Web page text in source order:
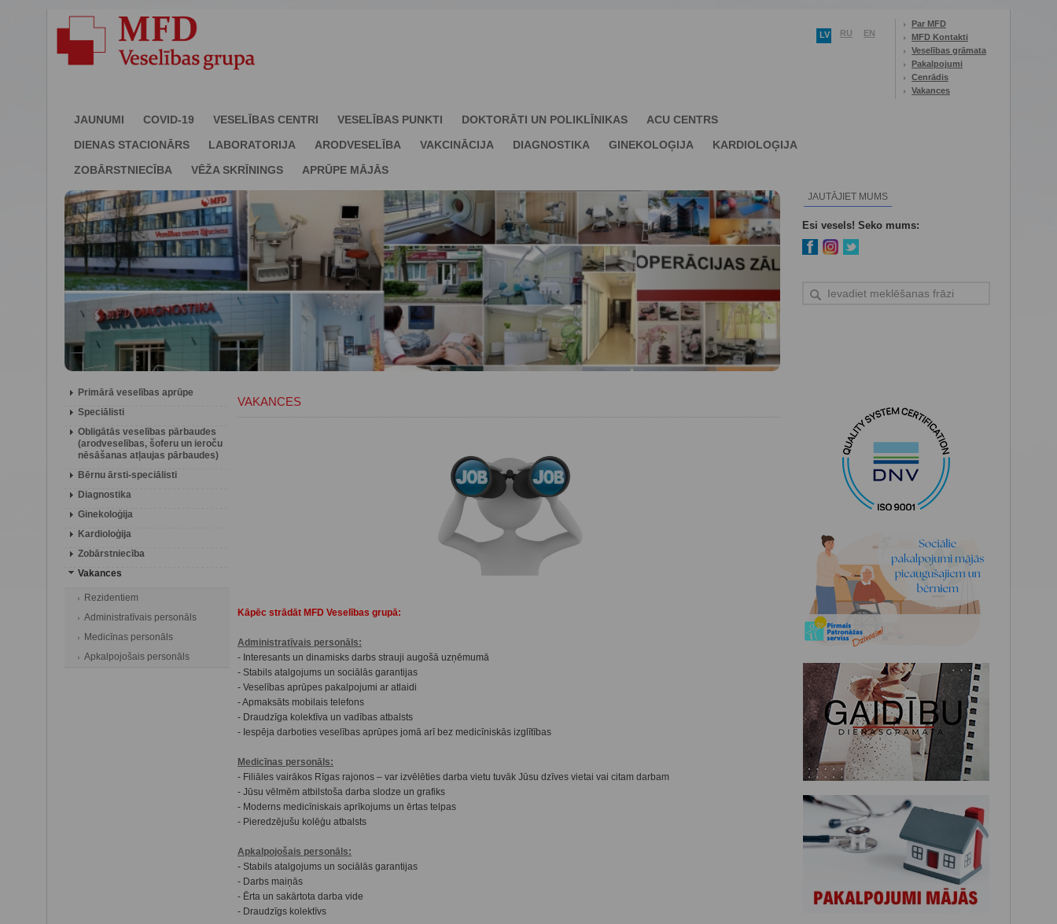
LV RU EN
Par MFD
MFD Kontakti
Veselības grāmata
Pakalpojumi
Cenrādis
Vakances
JAUNUMI COVID-19 VESELĪBAS CENTRI VESELĪBAS PUNKTI DOKTORĀTI UN POLIKLĪNIKAS
ACU CENTRS
DIENAS STACIONĀRS
LABORATORIJA ARODVESELĪBA VAKCINĀCIJA DIAGNOSTIKA GINEKOLOĢIJA
KARDIOLOĢIJA
ZOBĀRSTNIECĪBA
VĒŽA SKRĪNINGS APRŪPE MĀJĀS
JAUTĀJIET MUMS
Esi vesels! Seko mums:
Primārā veselības aprūpe
Speciālisti
Obligātās veselības pārbaudes
(arodveselības, šoferu un ieroču
nēsāšanas atļaujas pārbaudes)
Bērnu ārsti-speciālisti
Diagnostika
Ginekoloģija
Kardioloģija
Zobārstniecība
Vakances
Rezidentiem
Administratīvais personāls
Medicīnas personāls
Apkalpojošais personāls
VAKANCES
Kāpēc strādāt MFD Veselības grupā:
Administratīvais personāls:
- Interesants un dinamisks darbs strauji augošā uzņēmumā
- Stabils atalgojums un sociālās garantijas
- Veselības aprūpes pakalpojumi ar atlaidi
- Apmaksāts mobilais telefons
- Draudzīga kolektīva un vadības atbalsts
- Iespēja darboties veselības aprūpes jomā arī bez medicīniskās izglītības
Medicīnas personāls:
- Filiāles vairākos Rīgas rajonos – var izvēlēties darba vietu tuvāk Jūsu dzīves vietai vai citam darbam
- Jūsu vēlmēm atbilstoša darba slodze un grafiks
- Moderns medicīniskais aprīkojums un ērtas telpas
- Pieredzējušu kolēģu atbalsts
Apkalpojošais personāls:
- Stabils atalgojums un sociālās garantijas
- Darbs maiņās
- Ērta un sakārtota darba vide
- Draudzīgs kolektīvs